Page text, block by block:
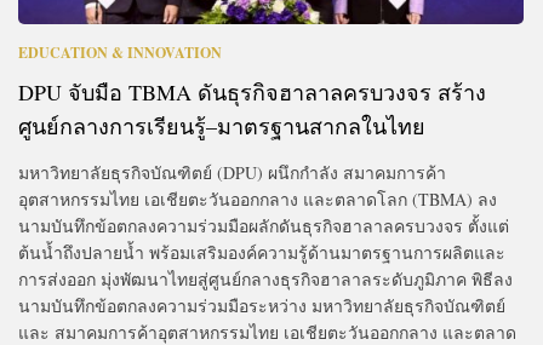
EDUCATION & INNOVATION
DPU จับมือ TBMA ดันธุรกิจฮาลาลครบวงจร สร้าง
ศูนย์กลางการเรียนรู้–มาตรฐานสากลในไทย
มหาวิทยาลัยธุรกิจบัณฑิตย์ (DPU) ผนึกกำลัง สมาคมการค้า
อุตสาหกรรมไทย เอเชียตะวันออกกลาง และตลาดโลก (TBMA) ลง
นามบันทึกข้อตกลงความร่วมมือผลักดันธุรกิจฮาลาลครบวงจร ตั้งแต่
ต้นน้ำถึงปลายน้ำ พร้อมเสริมองค์ความรู้ด้านมาตรฐานการผลิตและ
การส่งออก มุ่งพัฒนาไทยสู่ศูนย์กลางธุรกิจฮาลาลระดับภูมิภาค พิธีลง
นามบันทึกข้อตกลงความร่วมมือระหว่าง มหาวิทยาลัยธุรกิจบัณฑิตย์
และ สมาคมการค้าอุตสาหกรรมไทย เอเชียตะวันออกกลาง และตลาด